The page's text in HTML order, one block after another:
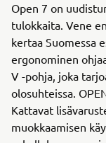
Open 7 on
tulokkaita. Vene
kertaa Suomessa
ergonominen
V -pohja, joka
olosuhteissa.
Kattavat
muokkaamisen